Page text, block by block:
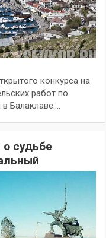
конкурса на
работ по
в Балаклаве.…
судьбе